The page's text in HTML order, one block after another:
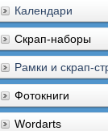
Календари
Скрап-наборы
Рамки и скрап-
Фотокниги
Wordarts